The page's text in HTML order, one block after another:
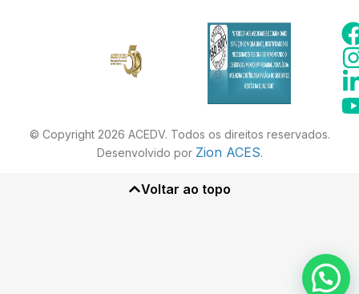
© Copyright 2026 ACEDV. Todos os direitos reservados.
Desenvolvido por Zion ACES.
Voltar ao topo